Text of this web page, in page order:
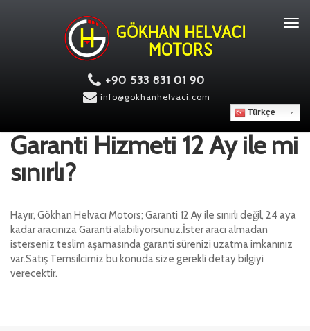
+90 533 831 01 90
info@gokhanhelvaci.com
Türkçe
Garanti Hizmeti 12 Ay ile mi
sınırlı?
Hayır, Gökhan Helvacı Motors; Garanti 12 Ay ile sınırlı değil, 24 aya
kadar aracınıza Garanti alabiliyorsunuz.İster aracı almadan
isterseniz teslim aşamasında garanti sürenizi uzatma imkanınız
var.Satış Temsilcimiz bu konuda size gerekli detay bilgiyi
verecektir.